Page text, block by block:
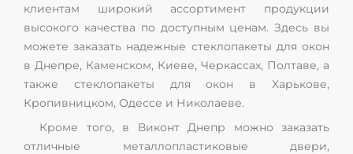
клиентам широкий ассортимент продукции
высокого качества по доступным ценам. Здесь вы
можете заказать надежные стеклопакеты для окон
в Днепре, Каменском, Киеве, Черкассах, Полтаве, а
также стеклопакеты для окон в Харькове,
Кропивницком, Одессе и Николаеве.
Кроме того, в Виконт Днепр можно заказать
отличные металлопластиковые двери,